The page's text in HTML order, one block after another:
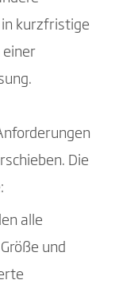
in kurzfristige
einer
Die
alle
und